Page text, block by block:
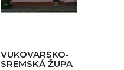
VUKOVARSKO-
SREMSKÁ ŽUPA